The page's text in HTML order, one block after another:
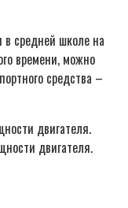
в средней школе на
времени, можно
средства –
двигателя.
двигателя.